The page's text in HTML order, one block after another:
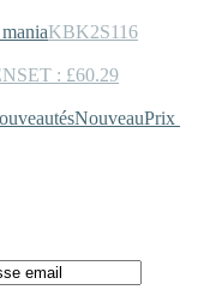
KBK2S116
: £60.29
NouveauPrix ​​